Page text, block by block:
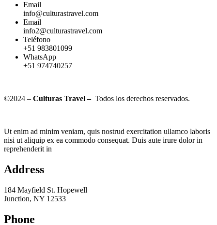
Email
info@culturastravel.com
Email
info2@culturastravel.com
Teléfono
+51 983801099
WhatsApp
+51 974740257
©2024 – Culturas Travel – Todos los derechos reservados.
Ut enim ad minim veniam, quis nostrud exercitation ullamco laboris
nisi ut aliquip ex ea commodo consequat. Duis aute irure dolor in
reprehenderit in
Address
184 Mayfield St. Hopewell
Junction, NY 12533
Phone